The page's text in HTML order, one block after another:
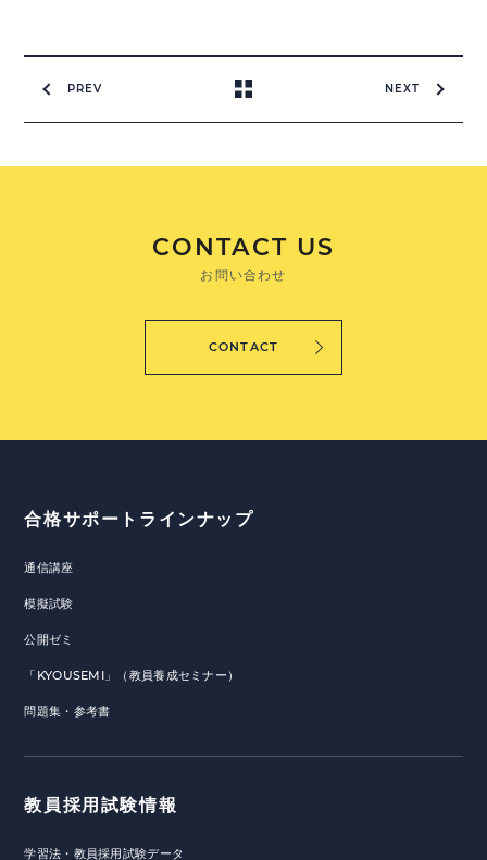
PREV NEXT
CONTACT US
お問い合わせ
CONTACT
合格サポートラインナップ
通信講座
模擬試験
公開ゼミ
「KYOUSEMI」（教員養成セミナー）
問題集・参考書
教員採用試験情報
学習法・教員採用試験データ